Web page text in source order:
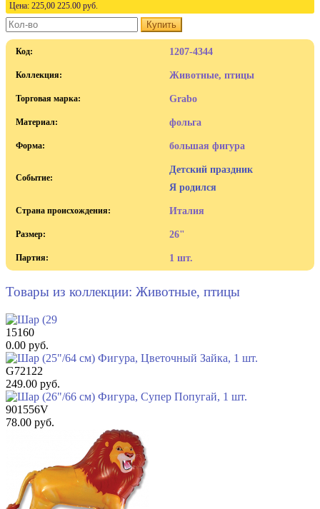
Цена: 225,00 225.00 руб.
Купить
Код: 1207-4344
Коллекция: Животные, птицы
Торговая марка: Grabo
Материал: фольга
Форма: большая фигура
Событие:
Детский праздник
Я родился
Страна происхождения: Италия
Размер: 26"
Партия: 1 шт.
Товары из коллекции: Животные, птицы
15160
0.00 руб.
G72122
249.00 руб.
901556V
78.00 руб.